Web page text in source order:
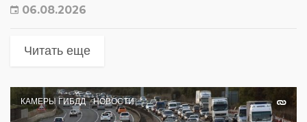
06.08.2026
Читать еще
КАМЕРЫ ГИБДД НОВОСТИ